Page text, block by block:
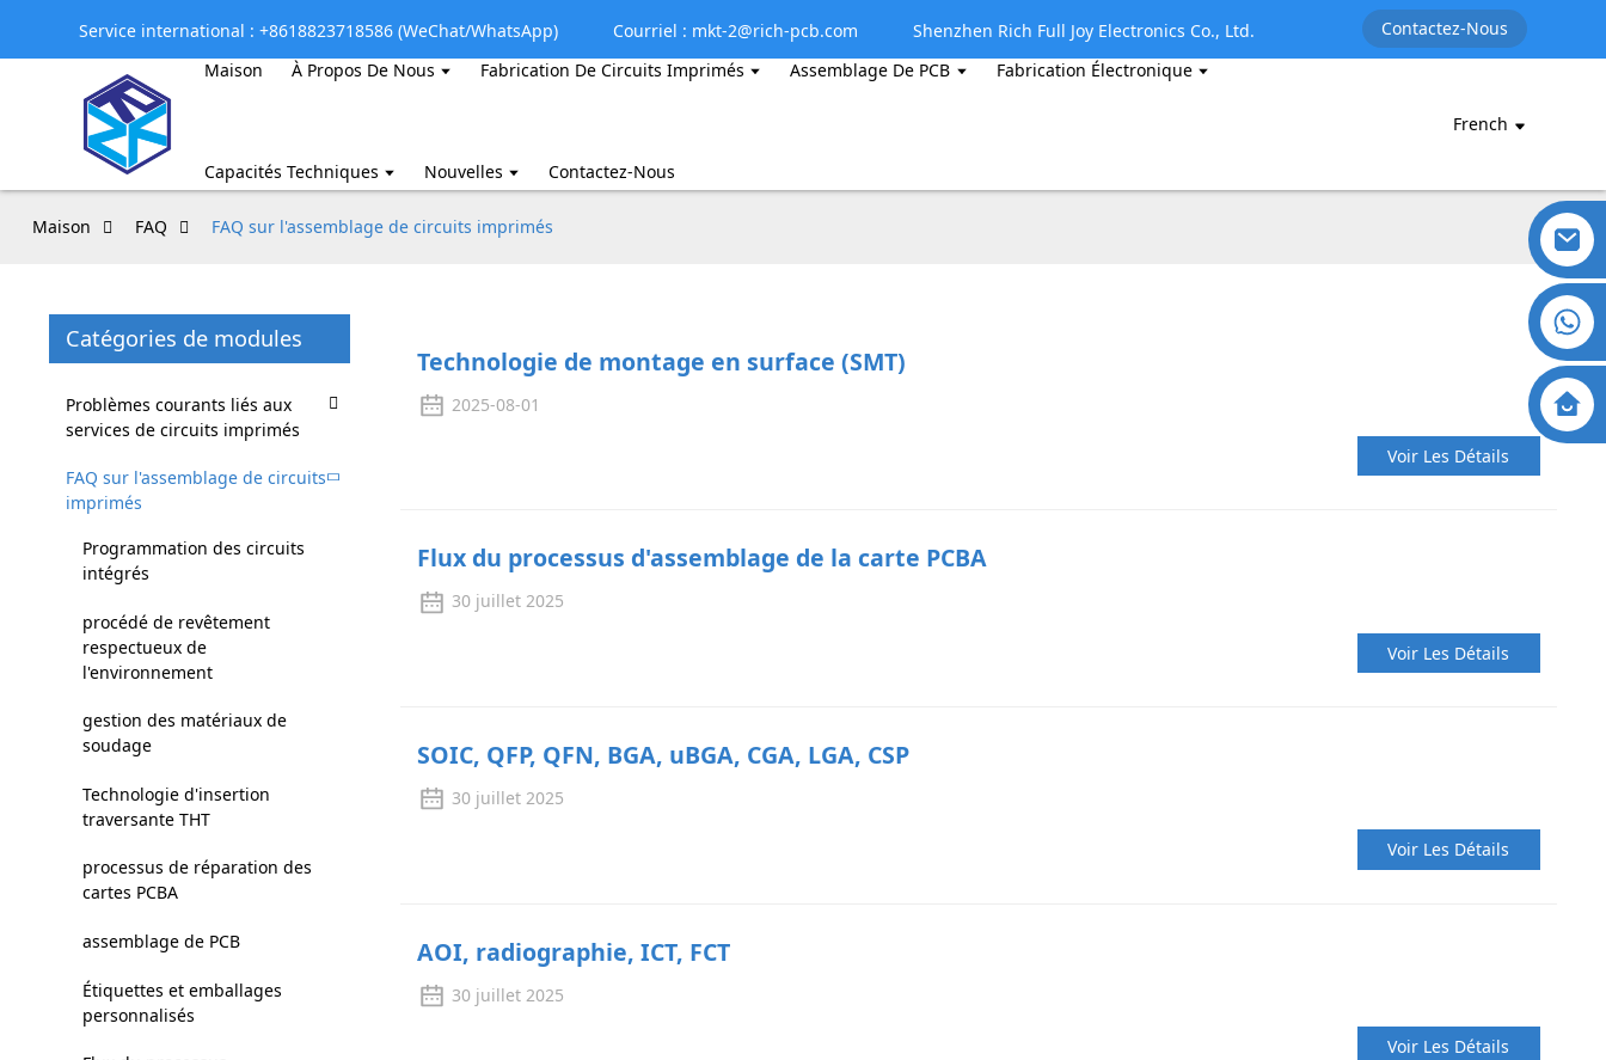
Service international : +8618823718586 (WeChat/WhatsApp) Courriel : mkt-2@rich-pcb.com Shenzhen Rich Full Joy Electronics Co., Ltd.
Contactez-Nous
Maison
À Propos De Nous Fabrication De Circuits Imprimés Assemblage De PCB Fabrication Électronique
Capacités Techniques Nouvelles Contactez-Nous
French
Maison FAQ FAQ sur l'assemblage de circuits imprimés
Catégories de modules
Problèmes courants liés aux
services de circuits imprimés
FAQ sur l'assemblage de circuits
imprimés
Programmation des circuits
intégrés
procédé de revêtement
respectueux de
l'environnement
gestion des matériaux de
soudage
Technologie d'insertion
traversante THT
processus de réparation des
cartes PCBA
assemblage de PCB
Étiquettes et emballages
personnalisés
Technologie de montage en surface (SMT)
2025-08-01
Voir Les Détails
Flux du processus d'assemblage de la carte PCBA
30 juillet 2025
Voir Les Détails
SOIC, QFP, QFN, BGA, uBGA, CGA, LGA, CSP
30 juillet 2025
Voir Les Détails
AOI, radiographie, ICT, FCT
30 juillet 2025
Voir Les Détails